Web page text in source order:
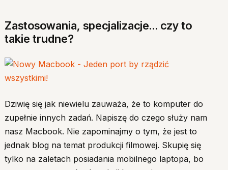
Zastosowania, specjalizacje… czy to
takie trudne?
Dziwię się jak niewielu zauważa, że to komputer do
zupełnie innych zadań. Napiszę do czego służy nam
nasz Macbook. Nie zapominajmy o tym, że jest to
jednak blog na temat produkcji filmowej. Skupię się
tylko na zaletach posiadania mobilnego laptopa, bo